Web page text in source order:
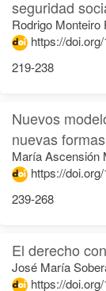
seguridad
Rodrigo Monteiro
https://
219-238
Nuevos
nuevas
María Ascensión
https://
239-268
El derecho
José María
https://